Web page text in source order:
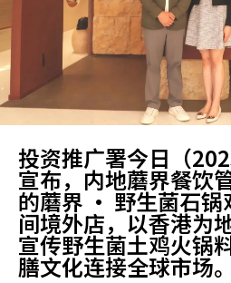
投资推广署今日（
宣布，内地蘑界餐饮
的蘑界 · 野生菌石锅
间境外店，以香港为
宣传野生菌土鸡火锅
膳文化连接全球市场